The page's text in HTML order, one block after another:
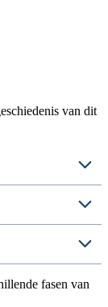
van dit
fasen van